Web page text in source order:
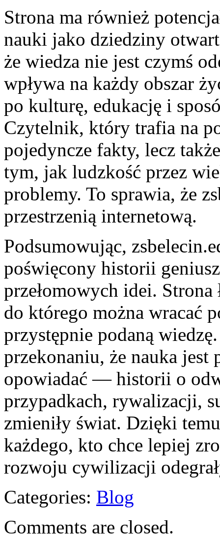
Strona ma również
nauki jako dziedziny
że wiedza nie jest czymś
wpływa na każdy obszar
po kulturę, edukację i
Czytelnik, który trafia na
pojedyncze fakty, lecz
tym, jak ludzkość przez
problemy. To sprawia, że
przestrzenią internetową.
Podsumowując,
poświęcony historii
przełomowych idei.
do którego można wracać
przystępnie podaną
przekonaniu, że nauka jest
opowiadać — historii o
przypadkach, rywalizacji,
zmieniły świat. Dzięki
każdego, kto chce lepiej
rozwoju cywilizacji
Categories: Blog
Comments are closed.